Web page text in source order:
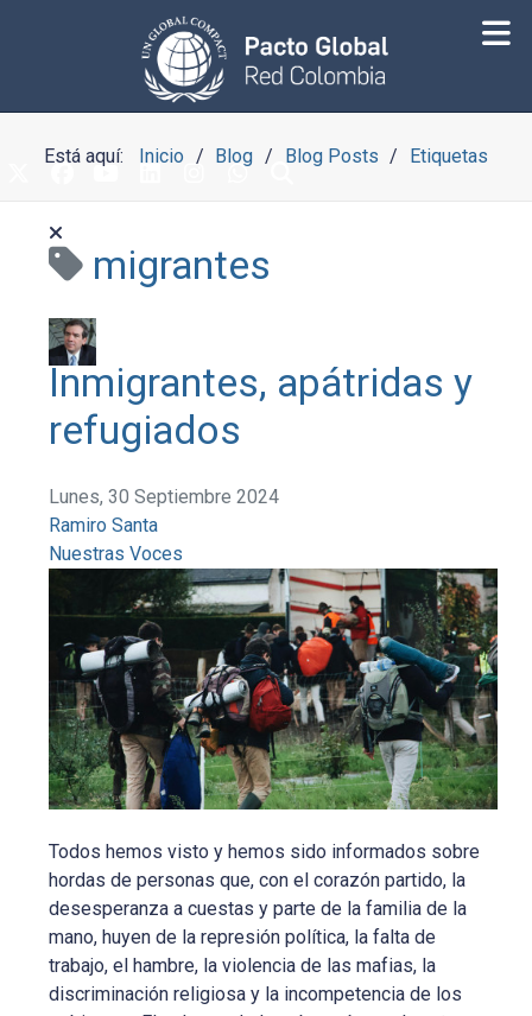
Está aquí: Inicio Blog Blog Posts Etiquetas
migrantes
Inmigrantes, apátridas y
refugiados
Lunes, 30 Septiembre 2024
Ramiro Santa
Nuestras Voces
Todos hemos visto y hemos sido informados sobre
hordas de personas que, con el corazón partido, la
desesperanza a cuestas y parte de la familia de la
mano, huyen de la represión política, la falta de
trabajo, el hambre, la violencia de las mafias, la
discriminación religiosa y la incompetencia de los